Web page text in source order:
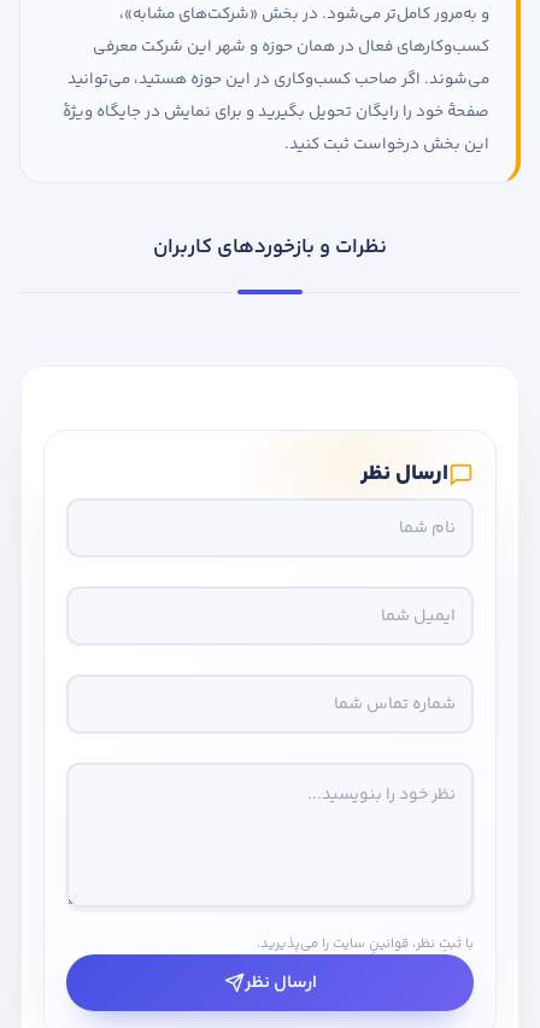
و به‌مرور کامل‌تر می‌شود. در بخش «شرکت‌های مشابه»،
کسب‌وکارهای فعال در همان حوزه و شهر این شرکت معرفی
می‌شوند. اگر صاحب کسب‌وکاری در این حوزه هستید، می‌توانید
صفحهٔ خود را رایگان تحویل بگیرید و برای نمایش در جایگاه ویژهٔ
این بخش درخواست ثبت کنید.
نظرات و بازخوردهای کاربران
ارسال نظر
با ثبتِ نظر، قوانینِ سایت را می‌پذیرید.
ارسال نظر